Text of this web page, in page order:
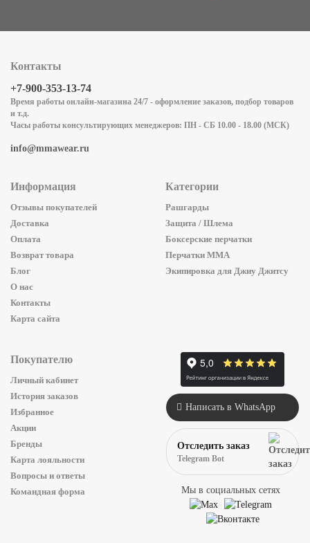
Контакты
+7-900-353-13-74
Время работы онлайн-магазина 24/7 - оформление заказов, подбор товаров
и т.д.
Часы работы консультирующих менеджеров: ПН - СБ 10.00 - 18.00 (МСК)
info@mmawear.ru
Информация
Отзывы покупателей
Доставка
Оплата
Возврат товара
Блог
О нас
Контакты
Карта сайта
Категории
Рашгарды
Защита / Шлема
Боксерские перчатки
Перчатки ММА
Экипировка для Джиу Джитсу
Покупателю
Личный кабинет
История заказов
Избранное
Акции
Бренды
Карта лояльности
Вопросы и ответы
Командная форма
Написать в WhatsApp
Отследить заказ
Telegram Bot
Мы в социальных сетях